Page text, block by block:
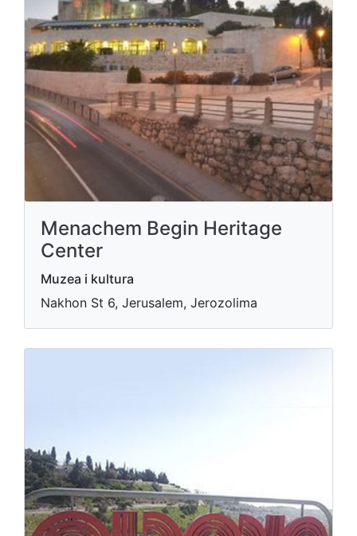
Menachem Begin Heritage
Center
Muzea i kultura
Nakhon St 6, Jerusalem, Jerozolima